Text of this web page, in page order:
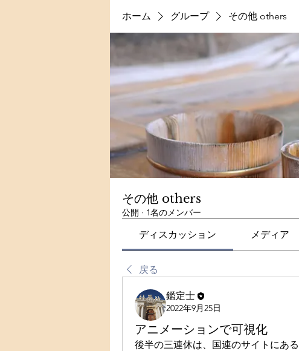
ホーム グループ その他 others
その他 others
公開 · 1名のメンバー
ディスカッション メディア
戻る
鑑定士
2022年9月25日
アニメーションで可視化
後半の三連休は、国連のサイトにあ